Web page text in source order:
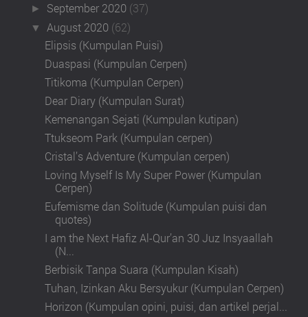
► September 2020 (37)
▼August 2020 (62)
Elipsis (Kumpulan Puisi)
Duaspasi (Kumpulan Cerpen)
Titikoma (Kumpulan Cerpen)
Dear Diary (Kumpulan Surat)
Kemenangan Sejati (Kumpulan kutipan)
Ttukseom Park (Kumpulan cerpen)
Cristal’s Adventure (Kumpulan cerpen)
Loving Myself Is My Super Power (Kumpulan
Cerpen)
Eufemisme dan Solitude (Kumpulan puisi dan
quotes)
I am the Next Hafiz Al-Qur’an 30 Juz Insyaallah
(N...
Berbisik Tanpa Suara (Kumpulan Kisah)
Tuhan, Izinkan Aku Bersyukur (Kumpulan Cerpen)
Horizon (Kumpulan opini, puisi, dan artikel perjal...